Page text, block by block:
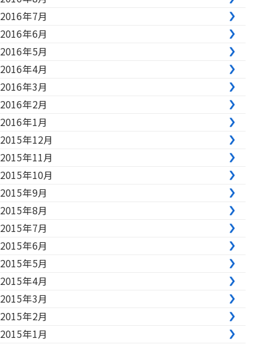
2016年7月
2016年6月
2016年5月
2016年4月
2016年3月
2016年2月
2016年1月
2015年12月
2015年11月
2015年10月
2015年9月
2015年8月
2015年7月
2015年6月
2015年5月
2015年4月
2015年3月
2015年2月
2015年1月